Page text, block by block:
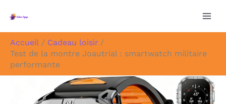
Accueil
Cadeau loisir
Test de la montre Joautrial : smartwatch militaire
performante